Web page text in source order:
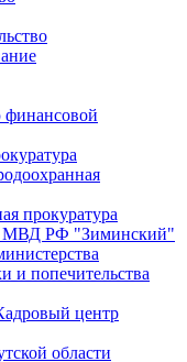
прокуратура
МВД РФ "Зиминский"
и попечительства
центр
области